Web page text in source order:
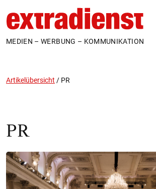
MEDIEN – WERBUNG – KOMMUNIKATION
Artikelübersicht / PR
PR